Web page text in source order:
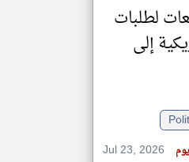
اخبار سلطنة عُمان العاجلة والمباشرة
لطلبات
إلى
Jul 23, 2026